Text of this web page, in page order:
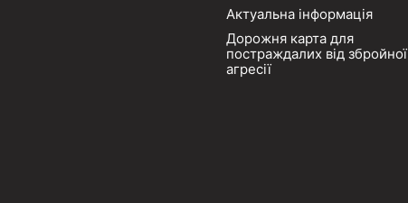
Актуальна інформація
Дорожня карта для
постраждалих від збройної
агресії